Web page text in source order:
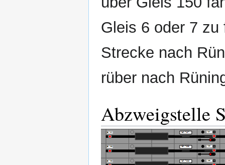
Gleis 6 oder 7 zu
Strecke nach
rüber nach
Abzweigstelle